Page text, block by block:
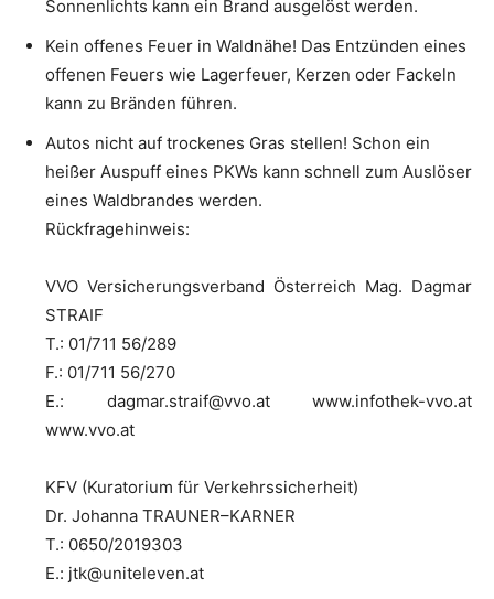
Sonnenlichts kann ein Brand ausgelöst werden.
Kein offenes Feuer in Waldnähe! Das Entzünden eines
offenen Feuers wie Lagerfeuer, Kerzen oder Fackeln
kann zu Bränden führen.
Autos nicht auf trockenes Gras stellen! Schon ein
heißer Auspuff eines PKWs kann schnell zum Auslöser
eines Waldbrandes werden.
Rückfragehinweis:
VVO Versicherungsverband Österreich Mag. Dagmar
STRAIF
T.: 01/711 56/289
F.: 01/711 56/270
E.: dagmar.straif@vvo.at www.infothek-vvo.at
www.vvo.at
KFV (Kuratorium für Verkehrssicherheit)
Dr. Johanna TRAUNER–KARNER
T.: 0650/2019303
E.: jtk@uniteleven.at